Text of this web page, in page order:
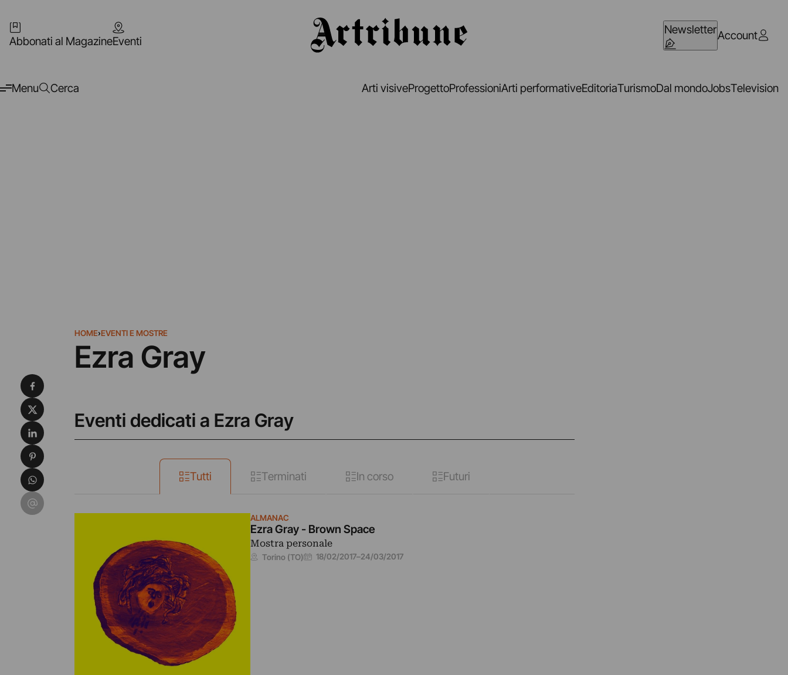
Abbonati al MagazineEventi
NewsletterAccount
Menu Cerca Arti visiveProgettoProfessioniArti performativeEditoriaTurismoDal mondoJobsTelevision
HOME›EVENTI E MOSTRE
Ezra Gray
Eventi dedicati a Ezra Gray
Tutti Terminati In corso Futuri
ALMANAC
Ezra Gray - Brown Space
Mostra personale
Torino (TO) 18/02/2017–24/03/2017
Condividi su Facebook
Condividi su X
Condividi su LinkedIn
Condividi su Pinterest
Condividi su WhatsApp
Condividi su Email